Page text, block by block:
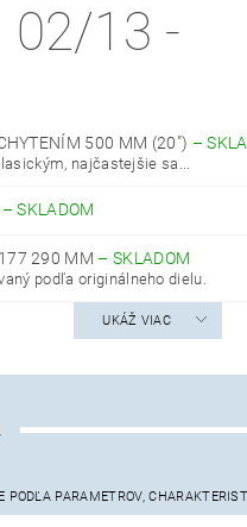
02/13 -
500 MM (20") –
najčastejšie sa...
–SKLADOM
290 MM –SKLADOM
podľa originálneho dielu.
UKÁŽ VIAC
PODĽA PARAMETROV,